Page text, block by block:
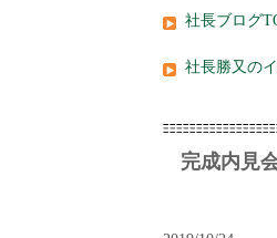
社長ブログ
社長勝又の
完成内見